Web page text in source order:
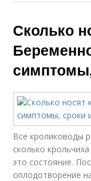
Сколько
Все кролиководы
сколько
это состояние.
оплодотворение